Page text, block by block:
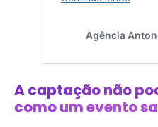
A captação não
como um evento